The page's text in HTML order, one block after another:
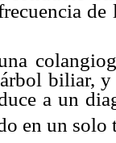
de
biliar,
a un
en un